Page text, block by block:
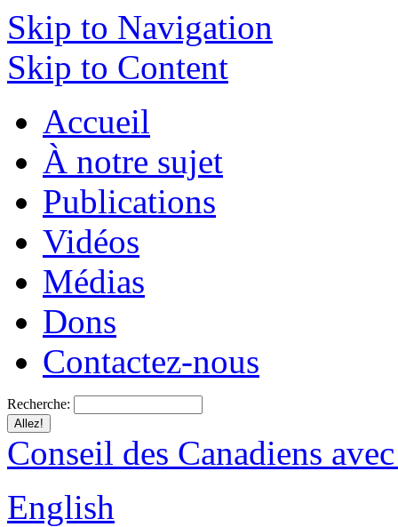
Skip to Navigation
Skip to Content
Accueil
À notre sujet
Publications
Vidéos
Médias
Dons
Contactez-nous
Recherche:
Conseil des Canadiens
English